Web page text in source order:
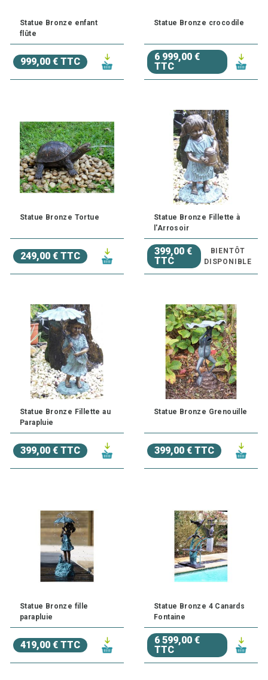
Statue Bronze enfant
flûte
999,00 € TTC
Statue Bronze crocodile
6 999,00 €
TTC
Statue Bronze Tortue
249,00 € TTC
Statue Bronze Fillette à
l'Arrosoir
399,00 €
TTC
BIENTÔT
DISPONIBLE
Statue Bronze Fillette au
Parapluie
399,00 € TTC
Statue Bronze Grenouille
399,00 € TTC
Statue Bronze fille
parapluie
419,00 € TTC
Statue Bronze 4 Canards
Fontaine
6 599,00 €
TTC